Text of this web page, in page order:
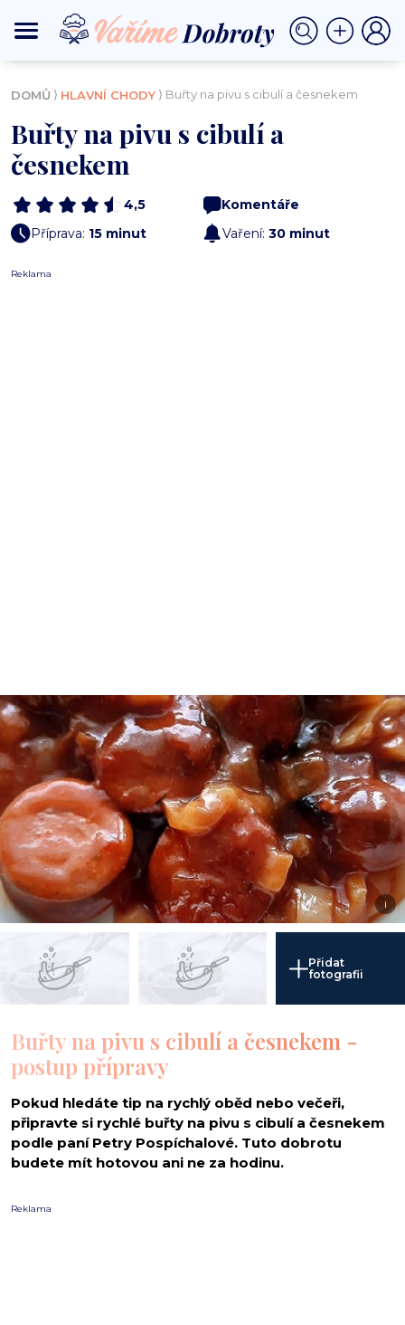
DOMŮ ⟩ HLAVNÍ CHODY ⟩ Buřty na pivu s cibulí a česnekem
Buřty na pivu s cibulí a
česnekem
4,5
Komentáře
Příprava: 15 minut Vaření: 30 minut
Reklama
i
Přidat
fotografii
Buřty na pivu s cibulí a česnekem -
postup přípravy
Pokud hledáte tip na rychlý oběd nebo večeři,
připravte si rychlé buřty na pivu s cibulí a česnekem
podle paní Petry Pospíchalové. Tuto dobrotu
budete mít hotovou ani ne za hodinu.
Reklama